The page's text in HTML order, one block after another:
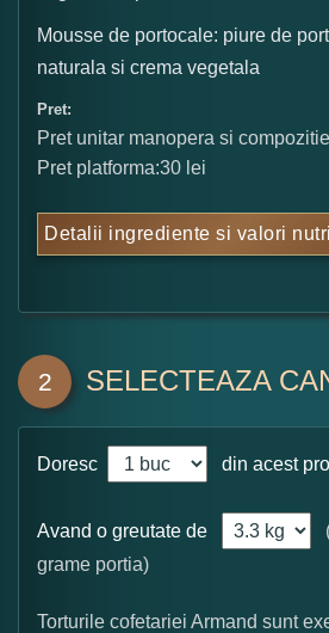
Mousse de portocale: piure de
naturala si crema vegetala
Pret:
Pret unitar manopera si
Pret platforma:30 lei
Detalii ingrediente si valori
2 SELECTEAZA
Doresc din acest
Avand o greutate de
grame portia)
Torturile cofetariei Armand sunt